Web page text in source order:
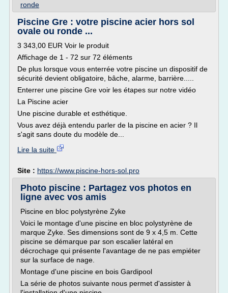
ronde
Piscine Gre : votre piscine acier hors sol
ovale ou ronde ...
3 343,00 EUR Voir le produit
Affichage de 1 - 72 sur 72 éléments
De plus lorsque vous enterrée votre piscine un dispositif de
sécurité devient obligatoire, bâche, alarme, barrière.....
Enterrer une piscine Gre voir les étapes sur notre vidéo
La Piscine acier
Une piscine durable et esthétique.
Vous avez déjà entendu parler de la piscine en acier ? Il
s'agit sans doute du modèle de...
Lire la suite
Site : https://www.piscine-hors-sol.pro
Photo piscine : Partagez vos photos en
ligne avec vos amis
Piscine en bloc polystyrène Zyke
Voici le montage d'une piscine en bloc polystyrène de
marque Zyke. Ses dimensions sont de 9 x 4,5 m. Cette
piscine se démarque par son escalier latéral en
décrochage qui présente l'avantage de ne pas empiéter
sur la surface de nage.
Montage d'une piscine en bois Gardipool
La série de photos suivante nous permet d'assister à